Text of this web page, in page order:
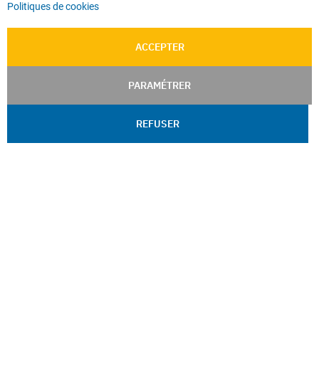
Politiques de cookies
ACCEPTER
PARAMÉTRER
REFUSER